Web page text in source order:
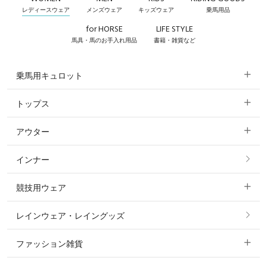
レディースウェア メンズウェア キッズウェア 乗馬用品
for HORSE
馬具・馬のお手入れ用品
LIFE STYLE
書籍・雑貨など
乗馬用キュロット
すべてのキュロット
フルグリップ・尻革 キュロット
ニーグリップ・膝革 キュロット
トップス
すべてのトップス
ポロシャツ
カットソー・Tシャツ・タンクトップ
パーカー・トレーナー・スウェット
アウター
すべてのアウター
コート
ジャケット・ブルゾン
インナー
競技用ウェア
すべての競技用ウェア
ショージャケット
レインウェア・レイングッズ
ファッション雑貨